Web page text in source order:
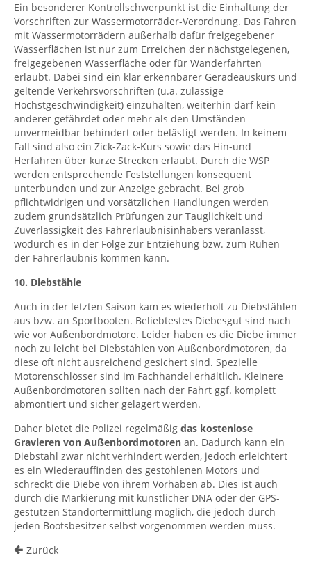
Ein besonderer Kontrollschwerpunkt ist die Einhaltung der
Vorschriften zur Wassermotorräder-Verordnung. Das Fahren
mit Wassermotorrädern außerhalb dafür freigegebener
Wasserflächen ist nur zum Erreichen der nächstgelegenen,
freigegebenen Wasserfläche oder für Wanderfahrten
erlaubt. Dabei sind ein klar erkennbarer Geradeauskurs und
geltende Verkehrsvorschriften (u.a. zulässige
Höchstgeschwindigkeit) einzuhalten, weiterhin darf kein
anderer gefährdet oder mehr als den Umständen
unvermeidbar behindert oder belästigt werden. In keinem
Fall sind also ein Zick-Zack-Kurs sowie das Hin-und
Herfahren über kurze Strecken erlaubt. Durch die WSP
werden entsprechende Feststellungen konsequent
unterbunden und zur Anzeige gebracht. Bei grob
pflichtwidrigen und vorsätzlichen Handlungen werden
zudem grundsätzlich Prüfungen zur Tauglichkeit und
Zuverlässigkeit des Fahrerlaubnisinhabers veranlasst,
wodurch es in der Folge zur Entziehung bzw. zum Ruhen
der Fahrerlaubnis kommen kann.
10. Diebstähle
Auch in der letzten Saison kam es wiederholt zu Diebstählen
aus bzw. an Sportbooten. Beliebtestes Diebesgut sind nach
wie vor Außenbordmotore. Leider haben es die Diebe immer
noch zu leicht bei Diebstählen von Außenbordmotoren, da
diese oft nicht ausreichend gesichert sind. Spezielle
Motorenschlösser sind im Fachhandel erhältlich. Kleinere
Außenbordmotoren sollten nach der Fahrt ggf. komplett
abmontiert und sicher gelagert werden.
Daher bietet die Polizei regelmäßig das kostenlose
Gravieren von Außenbordmotoren an. Dadurch kann ein
Diebstahl zwar nicht verhindert werden, jedoch erleichtert
es ein Wiederauffinden des gestohlenen Motors und
schreckt die Diebe von ihrem Vorhaben ab. Dies ist auch
durch die Markierung mit künstlicher DNA oder der GPS-
gestützen Standortermittlung möglich, die jedoch durch
jeden Bootsbesitzer selbst vorgenommen werden muss.
Zurück